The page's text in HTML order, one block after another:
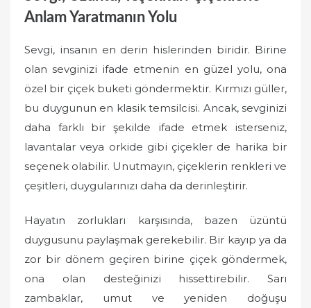
Anlam Yaratmanın Yolu
Sevgi, insanın en derin hislerinden biridir. Birine
olan sevginizi ifade etmenin en güzel yolu, ona
özel bir çiçek buketi göndermektir. Kırmızı güller,
bu duygunun en klasik temsilcisi. Ancak, sevginizi
daha farklı bir şekilde ifade etmek isterseniz,
lavantalar veya orkide gibi çiçekler de harika bir
seçenek olabilir. Unutmayın, çiçeklerin renkleri ve
çeşitleri, duygularınızı daha da derinleştirir.
Hayatın zorlukları karşısında, bazen üzüntü
duygusunu paylaşmak gerekebilir. Bir kayıp ya da
zor bir dönem geçiren birine çiçek göndermek,
ona olan desteğinizi hissettirebilir. Sarı
zambaklar, umut ve yeniden doğuşu